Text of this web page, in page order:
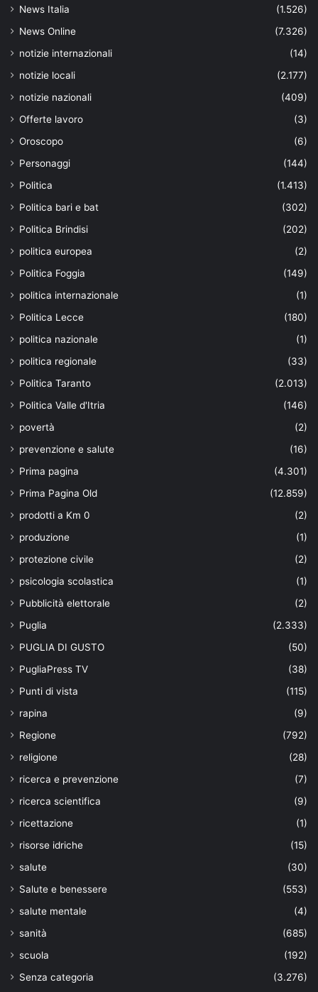
News Italia
(1.526)
News Online
(7.326)
notizie internazionali
(14)
notizie locali
(2.177)
notizie nazionali
(409)
Offerte lavoro
(3)
Oroscopo
(6)
Personaggi
(144)
Politica
(1.413)
Politica bari e bat
(302)
Politica Brindisi
(202)
politica europea
(2)
Politica Foggia
(149)
politica internazionale
(1)
Politica Lecce
(180)
politica nazionale
(1)
politica regionale
(33)
Politica Taranto
(2.013)
Politica Valle d'Itria
(146)
povertà
(2)
prevenzione e salute
(16)
Prima pagina
(4.301)
Prima Pagina Old
(12.859)
prodotti a Km 0
(2)
produzione
(1)
protezione civile
(2)
psicologia scolastica
(1)
Pubblicità elettorale
(2)
Puglia
(2.333)
PUGLIA DI GUSTO
(50)
PugliaPress TV
(38)
Punti di vista
(115)
rapina
(9)
Regione
(792)
religione
(28)
ricerca e prevenzione
(7)
ricerca scientifica
(9)
ricettazione
(1)
risorse idriche
(15)
salute
(30)
Salute e benessere
(553)
salute mentale
(4)
sanità
(685)
scuola
(192)
Senza categoria
(3.276)